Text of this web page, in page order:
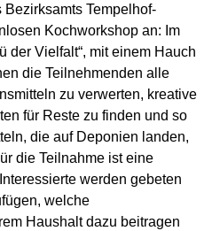
Bezirksamts Tempelhof-
Kochworkshop an: Im
der Vielfalt“, mit einem Hauch
die Teilnehmenden alle
zu verwerten, kreative
für Reste zu finden und so
die auf Deponien landen,
die Teilnahme ist eine
werden gebeten
welche
Haushalt dazu beitragen